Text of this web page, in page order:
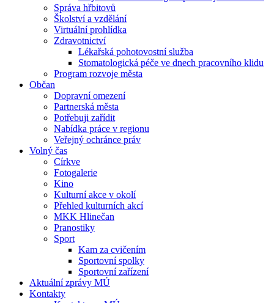
Správa hřbitovů
Školství a vzdělání
Virtuální prohlídka
Zdravotnictví
Lékařská pohotovostní služba
Stomatologická péče ve dnech pracovního klidu
Program rozvoje města
Občan
Dopravní omezení
Partnerská města
Potřebuji zařídit
Nabídka práce v regionu
Veřejný ochránce práv
Volný čas
Církve
Fotogalerie
Kino
Kulturní akce v okolí
Přehled kulturních akcí
MKK Hlinečan
Pranostiky
Sport
Kam za cvičením
Sportovní spolky
Sportovní zařízení
Aktuální zprávy MÚ
Kontakty